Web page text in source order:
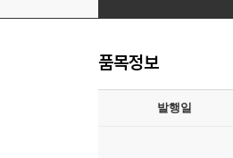
품목정보
발행일